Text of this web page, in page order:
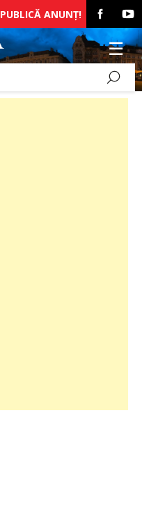
PUBLICĂ ANUNȚ!